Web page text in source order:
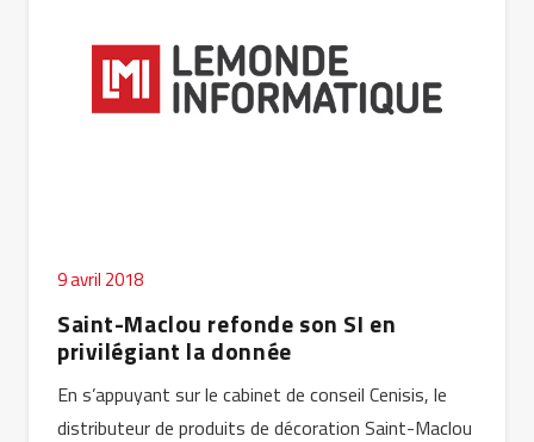
9 avril 2018
Saint-Maclou refonde son SI en
privilégiant la donnée
En s’appuyant sur le cabinet de conseil Cenisis, le
distributeur de produits de décoration Saint-Maclou